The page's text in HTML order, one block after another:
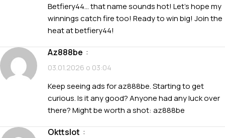
Betfiery44… that name sounds hot! Let’s hope my
winnings catch fire too! Ready to win big! Join the
heat atbetfiery44!
az888be :
03.01.2026 о 03:04
Keep seeing ads for az888be. Starting to get
curious. Is it any good? Anyone had any luck over
there? Might be worth a shot: az888be
okttslot :